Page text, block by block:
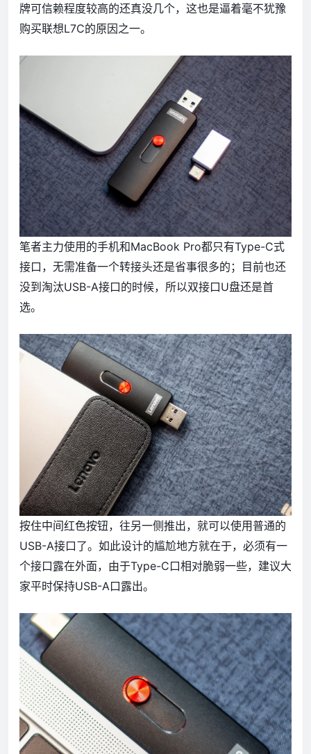
牌可信赖程度较高的还真没几个，这也是逼着毫不犹豫
购买联想L7C的原因之一。
笔者主力使用的手机和MacBook Pro都只有Type-C式
接口，无需准备一个转接头还是省事很多的；目前也还
没到淘汰USB-A接口的时候，所以双接口U盘还是首
选。
按住中间红色按钮，往另一侧推出，就可以使用普通的
USB-A接口了。如此设计的尴尬地方就在于，必须有一
个接口露在外面，由于Type-C口相对脆弱一些，建议大
家平时保持USB-A口露出。